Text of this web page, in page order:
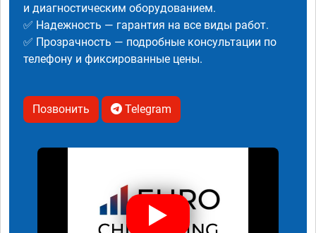
и диагностическим оборудованием.
✅ Надежность — гарантия на все виды работ.
✅ Прозрачность — подробные консультации по
телефону и фиксированные цены.
Позвонить Telegram